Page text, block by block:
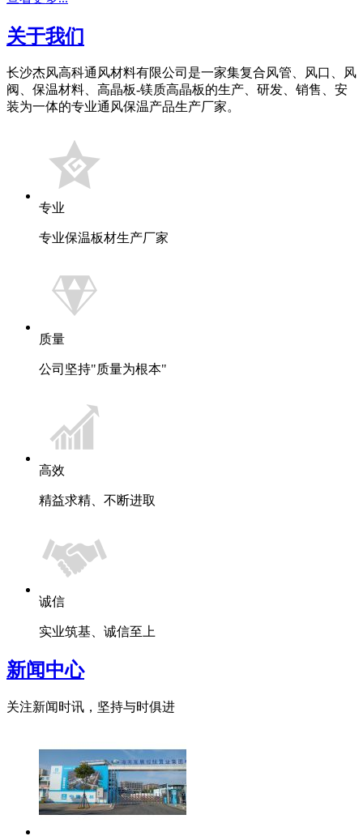
关于我们
长沙杰风高科通风材料有限公司是一家集复合风管、风口、风
阀、保温材料、高晶板-镁质高晶板的生产、研发、销售、安
装为一体的专业通风保温产品生产厂家。
专业
专业保温板材生产厂家
质量
公司坚持"质量为根本"
高效
精益求精、不断进取
诚信
实业筑基、诚信至上
新闻中心
关注新闻时讯，坚持与时俱进